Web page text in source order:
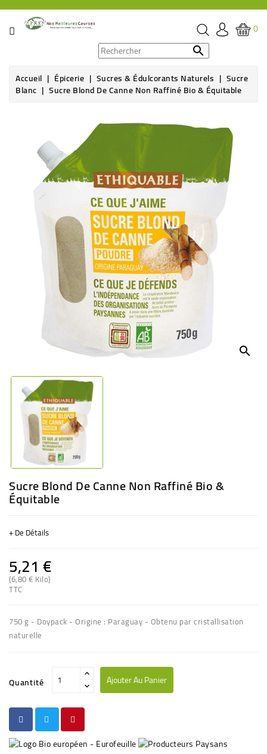
CATÉGORIE
ÉPICERIE
BOISSON
HYGIÈNE
CULTUREL
0

Accueil Épicerie Sucres & Édulcorants Naturels Sucre
Blanc Sucre Blond De Canne Non Raffiné Bio & Équitable
search
Sucre Blond De Canne Non Raffiné Bio &
Équitable
+ De Détails
5,21 €
(6,80 € Kilo)
TTC
750 g - Doypack - Origine : Paraguay - Obtenu par cristallisation
naturelle
Quantité Ajouter Au Panier